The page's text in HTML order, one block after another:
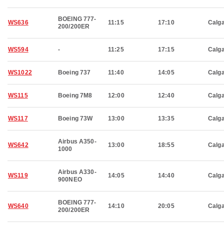
WS636
BOEING 777-
200/200ER
11:15 17:10
WS594 - 11:25 17:15
WS1022 Boeing 737 11:40 14:05
WS115 Boeing 7M8 12:00 12:40
WS117 Boeing 73W 13:00 13:35
WS642
Airbus A350-
1000
13:00 18:55
WS119
Airbus A330-
900NEO
14:05 14:40
WS640
BOEING 777-
200/200ER
14:10 20:05